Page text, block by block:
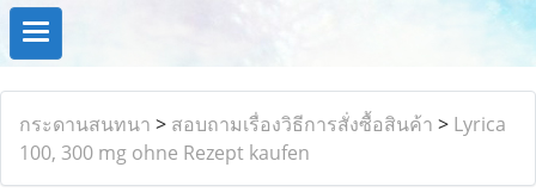
กระดานสนทนา > สอบถามเรื่องวิธีการสั่งซื้อสินค้า > Lyrica
100, 300 mg ohne Rezept kaufen